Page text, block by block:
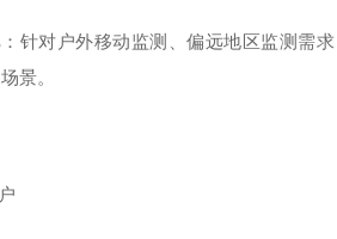
：针对户外移动监测、偏远地区监测需
景。